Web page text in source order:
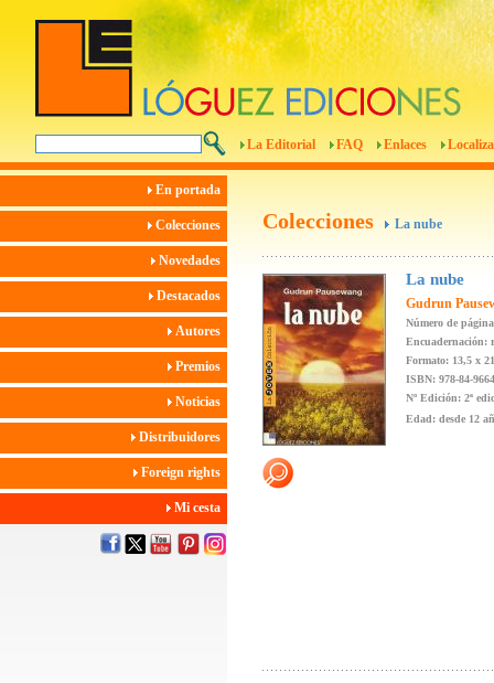
La Editorial FAQ Enlaces
En portada
Colecciones
Novedades
Destacados
Autores
Premios
Noticias
Distribuidores
Foreign rights
Mi cesta
Colecciones La nube
La nube
Gudrun
Número de
Encuadernación:
Formato: 13,5 x
ISBN: 978-84-
Nº Edición: 2ª
Edad: desde 12